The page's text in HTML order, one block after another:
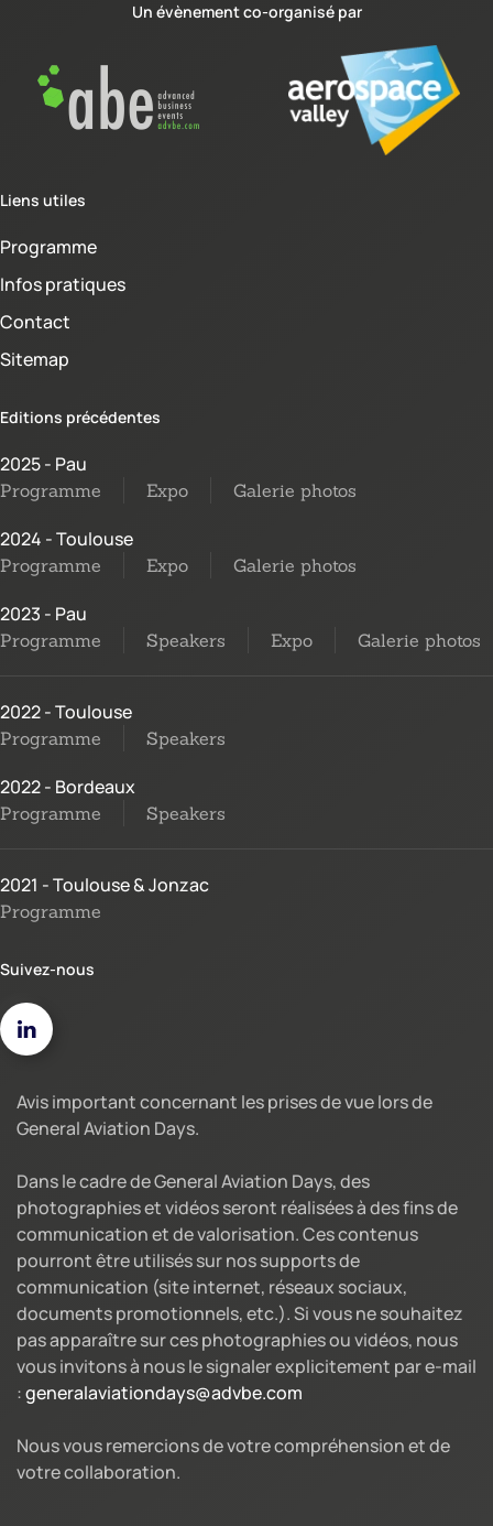
Un évènement co-organisé par
Liens utiles
Programme
Infos pratiques
Contact
Sitemap
Editions précédentes
2025 - Pau
Programme Expo Galerie photos
2024 - Toulouse
Programme Expo Galerie photos
2023 - Pau
Programme Speakers Expo Galerie photos
2022 - Toulouse
Programme Speakers
2022 - Bordeaux
Programme Speakers
2021 - Toulouse & Jonzac
Programme
Suivez-nous
Avis important concernant les prises de vue lors de
General Aviation Days.
Dans le cadre de General Aviation Days, des
photographies et vidéos seront réalisées à des fins de
communication et de valorisation. Ces contenus
pourront être utilisés sur nos supports de
communication (site internet, réseaux sociaux,
documents promotionnels, etc.). Si vous ne souhaitez
pas apparaître sur ces photographies ou vidéos, nous
vous invitons à nous le signaler explicitement par e-mail
:generalaviationdays@advbe.com
Nous vous remercions de votre compréhension et de
votre collaboration.